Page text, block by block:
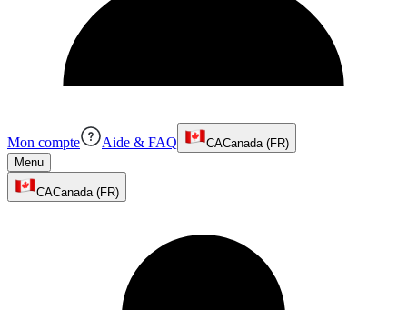
Mon compte Aide & FAQ CACanada (FR)
Menu
CACanada (FR)